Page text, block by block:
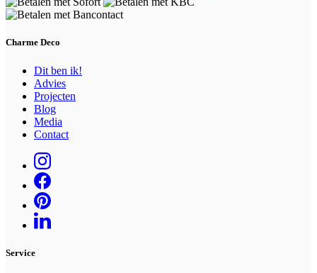
Charme Deco
Dit ben ik!
Advies
Projecten
Blog
Media
Contact
Service